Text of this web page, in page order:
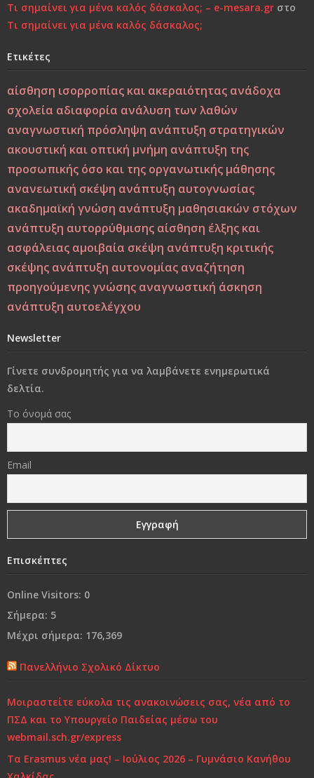
Χτίζοντας την Ψυχική Ανθεκτικότητα στους «Ύποπτους»
Καιρούς: Οικογένεια, Σχολείο και Κοινωνία σε
Φιλοσοφική και Κριτική Προσέγγιση
Εσύ φταις, φώναξε, εσύ!
Μεταξύ σφύρας και άκμονος. Η νεότητα της ελπίδας ως
ελπίδα των νέων
Από τη Βιοπαιδαγωγική στη Ζωοπαιδαγωγική;
Το δέντρο, το πουλί και τα φτερά: Η αλληγορία της
πίστης στον εαυτό στους ύποπτους καιρούς
Η Παιδεία και η Μάθηση υπό το Πρίσμα του Δημήτρη
Λιαντίνη – Ακαδημαϊκή και Υπαρξιακή Επανεξέταση
Η σωματική βία: Η κορυφή του παγόβουνου, οι σιωπηλές
μορφές βίας που προμηνύουν το κακό
Στο διάβα της ζωής να φροντίσεις να παραμείνεις
άνθρωπος..!
«Δεν φωτιζόμαστε κοιτάζοντας το φως, αλλά
Γονικές συμπεριφορές που εμποδίζουν τα παιδιά να
Από τη «συμμωρία» στη…«συμμορία»..!
Ο κόσμος μας…
Χρόνια Πολλά...
Ελένη Γλύκατζη Αρβελέρ: Η Παιδεία είναι το μόνο
αντίδοτο στην κρίση και ξεκινά από το σπίτι
Τι και πώς να μαθαίνουμε
Τι σημαίνει για μένα καλός δάσκαλος; – e-mesara.gr στο
Τι σημαίνει για μένα καλός δάσκαλος;
Ετικέτες
αίσθηση ισορροπίας και ακεραιότητας ανάδοχα
σχολεία αδιαφορία ανάλυση των λαθών
αναγνωστική πρόσληψη ανάπτυξη στρατηγικών
ακουστική και οπτική μνήμη ανάπτυξη της
προσωπικής όσο και της οργανωτικής μάθησης
ανανεωτική σκέψη ανάπτυξη αυτογνωσίας
ακαδημαϊκή γνώση ανάπτυξη μαθησιακών στόχων
ανάπτυξη αυτορρύθμισης αίσθηση έλξης και
ασφάλειας αμοιβαία σκέψη ανάπτυξη κριτικής
σκέψης ανάπτυξη αυτονομίας αναζήτηση
προηγούμενης γνώσης αναγνωστική άσκηση
ανάπτυξη αυτοελέγχου
Newsletter
Γίνετε συνδρομητής για να λαμβάνετε ενημερωτικά
δελτία.
Το όνομά σας
Email
Επισκέπτες
Online Visitors: 0
Σήμερα: 5
Μέχρι σήμερα: 176,369
Πανελλήνιο Σχολικό Δίκτυο
Μοιραστείτε εύκολα τις ανακοινώσεις σας, νέα από το
ΠΣΔ και το Υπουργείο Παιδείας μέσω του
webmail.sch.gr/express
Τα Erasmus νέα μας! – Ιούλιος 2026 – Γυμνάσιο Κανήθου